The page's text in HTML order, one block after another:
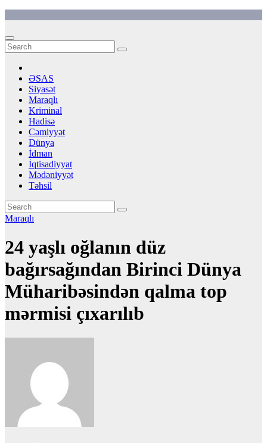
content
ƏSAS
Siyasət
Maraqlı
Kriminal
Hadisə
Cəmiyyət
Dünya
İdman
İqtisadiyyat
Mədəniyyət
Təhsil
Maraqlı
24 yaşlı oğlanın düz
bağırsağından Birinci Dünya
Müharibəsindən qalma top
mərmisi çıxarılıb